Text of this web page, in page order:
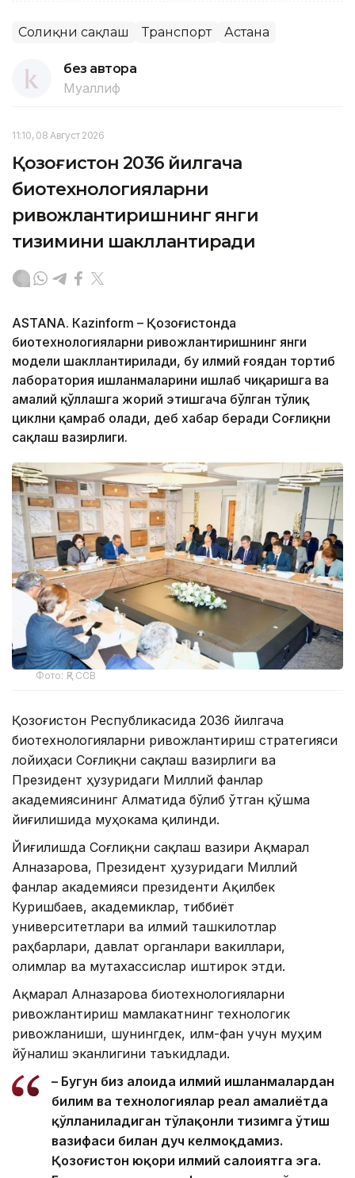
Соғлиқни сақлаш Транспорт Астана
без автора
Муаллиф
11:10, 08 Август 2026
Қозоғистон 2036 йилгача
биотехнологияларни
ривожлантиришнинг янги
тизимини шакллантиради
ASTANА. Кazinform – Қозоғистонда
биотехнологияларни ривожлантиришнинг янги
модели шакллантирилади, бу илмий ғоядан тортиб
лаборатория ишланмаларини ишлаб чиқаришга ва
амалий қўллашга жорий этишгача бўлган тўлиқ
циклни қамраб олади, деб хабар беради Соғлиқни
сақлаш вазирлиги.
Фото: ҚР ССВ
Қозоғистон Республикасида 2036 йилгача
биотехнологияларни ривожлантириш стратегияси
лойиҳаси Соғлиқни сақлаш вазирлиги ва
Президент ҳузуридаги Миллий фанлар
академиясининг Алматида бўлиб ўтган қўшма
йиғилишида муҳокама қилинди.
Йиғилишда Соғлиқни сақлаш вазири Ақмарал
Алназарова, Президент ҳузуридаги Миллий
фанлар академияси президенти Ақилбек
Куришбаев, академиклар, тиббиёт
университетлари ва илмий ташкилотлар
раҳбарлари, давлат органлари вакиллари,
олимлар ва мутахассислар иштирок этди.
Ақмарал Алназарова биотехнологияларни
ривожлантириш мамлакатнинг технологик
ривожланиши, шунингдек, илм-фан учун муҳим
йўналиш эканлигини таъкидлади.
– Бугун биз алоҳида илмий ишланмалардан
билим ва технологиялар реал амалиётда
қўлланиладиган тўлақонли тизимга ўтиш
вазифаси билан дуч келмоқдамиз.
Қозоғистон юқори илмий салоҳиятга эга.